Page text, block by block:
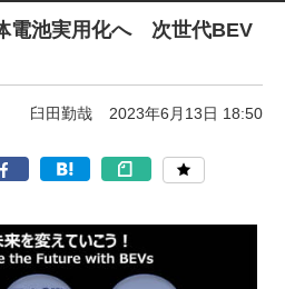
電池実用化へ 次世代BEV
臼田勤哉 2023年6月13日 18:50